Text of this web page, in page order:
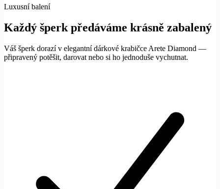
Luxusní balení
Každý šperk předáváme krásně zabalený
Váš šperk dorazí v elegantní dárkové krabičce Arete Diamond —
připravený potěšit, darovat nebo si ho jednoduše vychutnat.